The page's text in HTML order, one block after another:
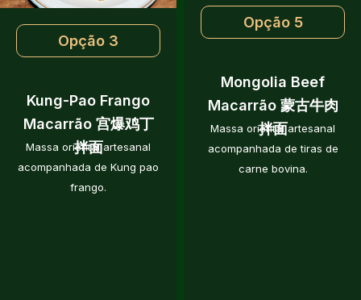
Opção 3
Kung-Pao Frango
Macarrão 宫爆鸡丁
拌面
Massa oriental artesanal
acompanhada de Kung pao
frango.
Opção 5
Mongolia Beef
Macarrão 蒙古牛肉
拌面
Massa oriental artesanal
acompanhada de tiras de
carne bovina.